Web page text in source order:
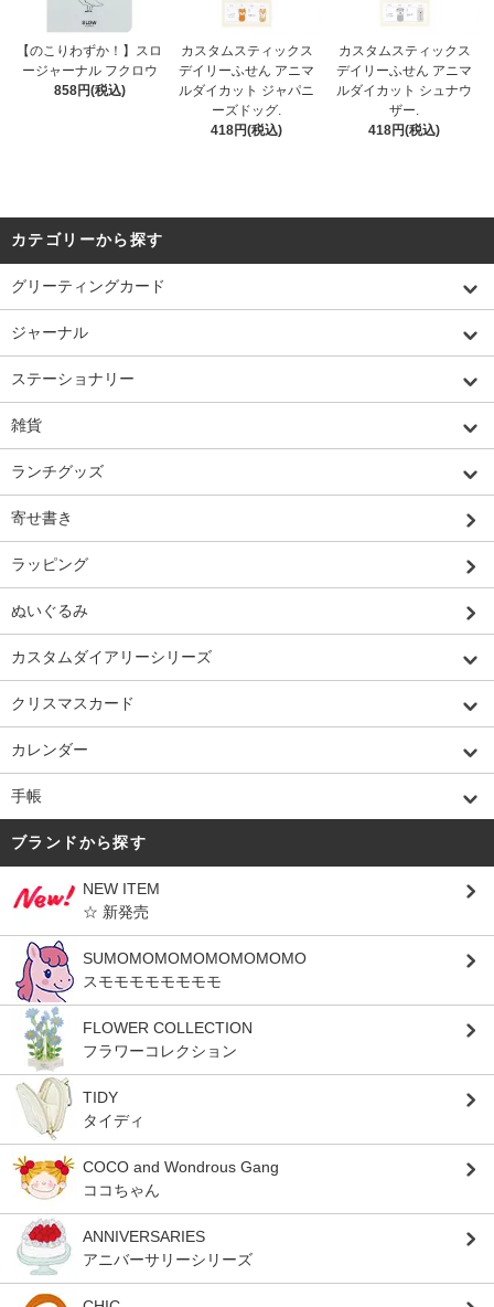
【のこりわずか！】スロ
ージャーナル フクロウ
858円(税込)
カスタムスティックス
デイリーふせん アニマ
ルダイカット ジャパニ
ーズドッグ.
418円(税込)
カスタムスティックス
デイリーふせん アニマ
ルダイカット シュナウ
ザー.
418円(税込)
カテゴリーから探す
グリーティングカード
ジャーナル
ステーショナリー
雑貨
ランチグッズ
寄せ書き
ラッピング
ぬいぐるみ
カスタムダイアリーシリーズ
クリスマスカード
カレンダー
手帳
ブランドから探す
NEW ITEM
☆ 新発売
SUMOMOMOMOMOMOMOMO
スモモモモモモモモ
FLOWER COLLECTION
フラワーコレクション
TIDY
タイディ
COCO and Wondrous Gang
ココちゃん
ANNIVERSARIES
アニバーサリーシリーズ